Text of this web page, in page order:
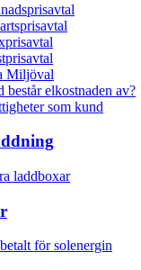
Miljöval
består elkostnaden av?
som kund
laddboxar
för solenergin